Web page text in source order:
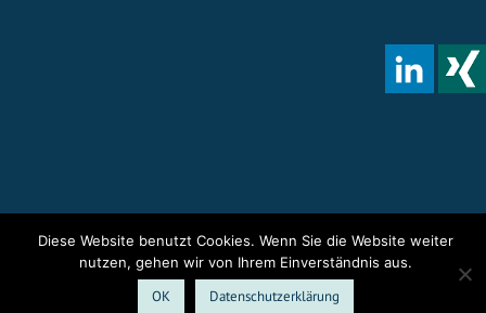
Diese Website benutzt Cookies. Wenn Sie die Website weiter
nutzen, gehen wir von Ihrem Einverständnis aus.
OK Datenschutzerklärung